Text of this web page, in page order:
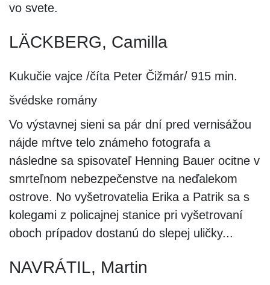
vo svete.
LÄCKBERG, Camilla
Kukučie vajce /číta Peter Čižmár/ 915 min.
švédske romány
Vo výstavnej sieni sa pár dní pred vernisážou
nájde mŕtve telo známeho fotografa a
následne sa spisovateľ Henning Bauer ocitne v
smrteľnom nebezpečenstve na neďalekom
ostrove. No vyšetrovatelia Erika a Patrik sa s
kolegami z policajnej stanice pri vyšetrovaní
oboch prípadov dostanú do slepej uličky...
NAVRÁTIL, Martin